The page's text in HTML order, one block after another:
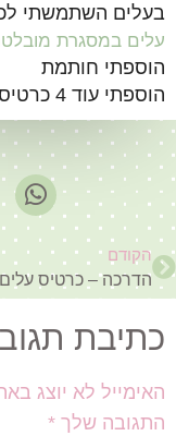
בעלים השתמשתי
עלים במסגרת
הוספתי חותמת
הוספתי עוד 4 כרטיסים לפרויקט יוצרות מברכות עם שרון
הקודם
כתיבת
האימייל לא יוצג
התגובה שלך *